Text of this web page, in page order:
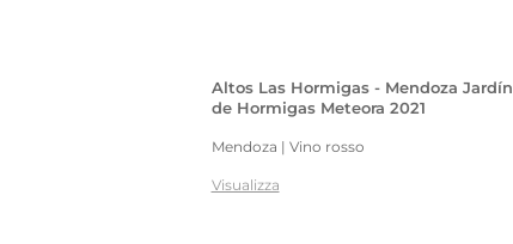
Altos Las Hormigas - Mendoza Jardín
de Hormigas Meteora 2021
Mendoza | Vino rosso
Visualizza